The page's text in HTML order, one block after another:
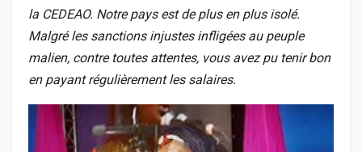
la CEDEAO. Notre pays est de plus en plus isolé.
Malgré les sanctions injustes infligées au peuple
malien, contre toutes attentes, vous avez pu tenir bon
en payant régulièrement les salaires.